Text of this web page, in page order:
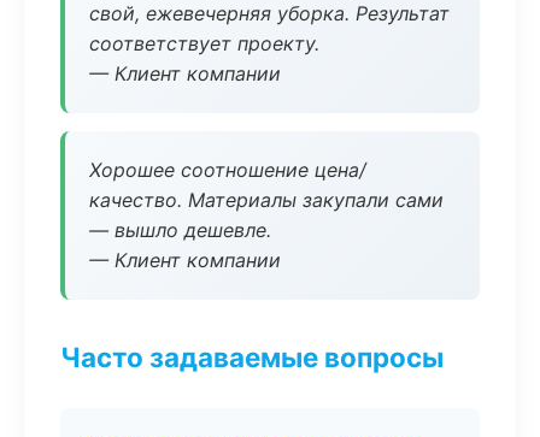
свой, ежевечерняя уборка. Результат
соответствует проекту.
— Клиент компании
Хорошее соотношение цена/
качество. Материалы закупали сами
— вышло дешевле.
— Клиент компании
Часто задаваемые вопросы